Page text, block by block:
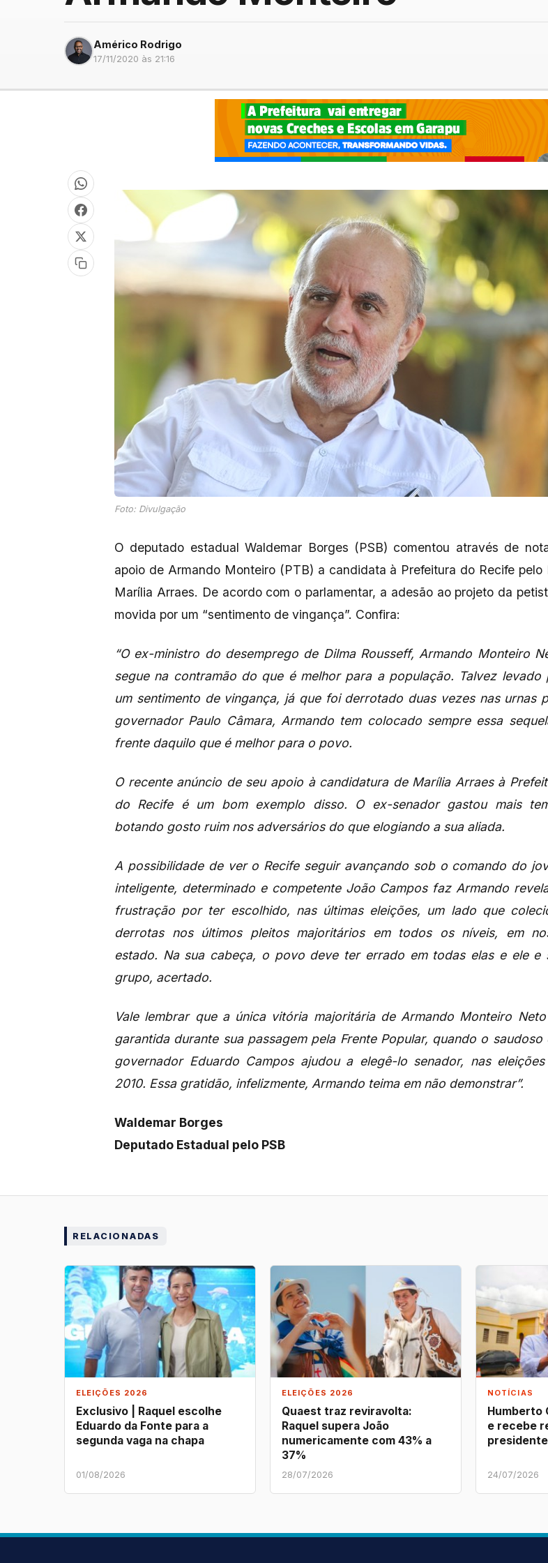
Américo Rodrigo
17/11/2020 às 21:16
Foto: Divulgação
O deputado estadual Waldemar Borges (PSB) comentou através de
apoio de Armando Monteiro (PTB) a candidata à Prefeitura do Recife pelo
Marília Arraes. De acordo com o parlamentar, a adesão ao projeto da
movida por um “sentimento de vingança”. Confira:
“O ex-ministro do desemprego de Dilma Rousseff, Armando Monteiro
segue na contramão do que é melhor para a população. Talvez levado
um sentimento de vingança, já que foi derrotado duas vezes nas urnas
governador Paulo Câmara, Armando tem colocado sempre essa
frente daquilo que é melhor para o povo.
O recente anúncio de seu apoio à candidatura de Marília Arraes à
do Recife é um bom exemplo disso. O ex-senador gastou mais
botando gosto ruim nos adversários do que elogiando a sua aliada.
A possibilidade de ver o Recife seguir avançando sob o comando do
inteligente, determinado e competente João Campos faz Armando
frustração por ter escolhido, nas últimas eleições, um lado que
derrotas nos últimos pleitos majoritários em todos os níveis, em
estado. Na sua cabeça, o povo deve ter errado em todas elas e ele e
grupo, acertado.
Vale lembrar que a única vitória majoritária de Armando Monteiro
garantida durante sua passagem pela Frente Popular, quando o saudoso
governador Eduardo Campos ajudou a elegê-lo senador, nas
2010. Essa gratidão, infelizmente, Armando teima em não demonstrar”.
Waldemar Borges
Deputado Estadual pelo PSB
RELACIONADAS
ELEIÇÕES 2026
Exclusivo | Raquel escolhe
Eduardo da Fonte para a
segunda vaga na chapa
01/08/2026
ELEIÇÕES 2026
Quaest traz reviravolta:
Raquel supera João
numericamente com 43% a
37%
28/07/2026
NOTÍCIAS
Humberto
e recebe
24/07/2026